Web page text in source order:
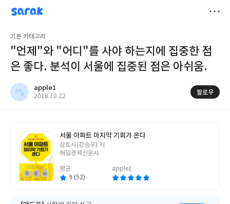
sarak
apple1
기본 카테고리
"언제"와 "어디"를 사야 하는지에 집중한 점
은 좋다. 분석이 서울에 집중된 점은 아쉬움.
apple1
작
2018.10.22
팔로우
서울 아파트 마지막 기회가 온다
글
쓴
삼토시(강승우) 저
매일경제신문사
평균
9 (52)
apple1